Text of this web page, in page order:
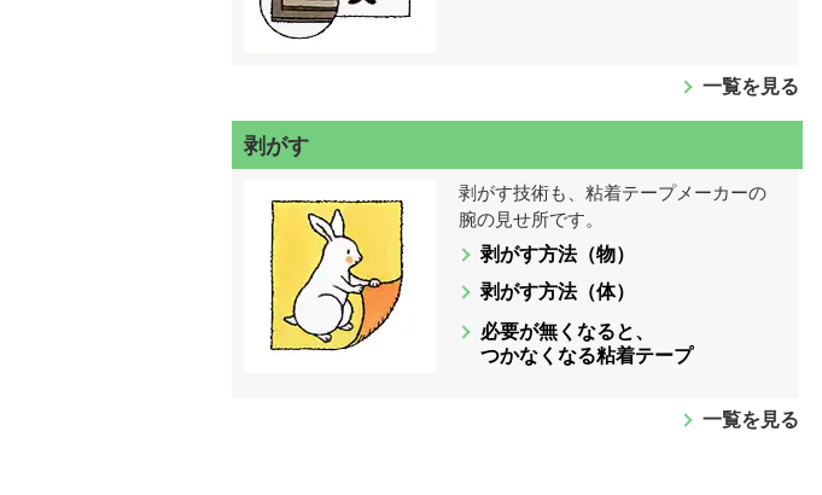
一覧を見る
剥がす
剥がす技術も、粘着テープメーカーの
腕の見せ所です。
剥がす方法（物）
剥がす方法（体）
必要が無くなると、
つかなくなる粘着テープ
一覧を見る